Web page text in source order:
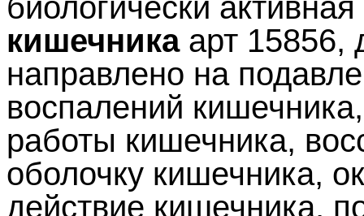
кишечникаарт 15856,
направлено на
воспалений
работы кишечника,
оболочку кишечника,
действие кишечника,